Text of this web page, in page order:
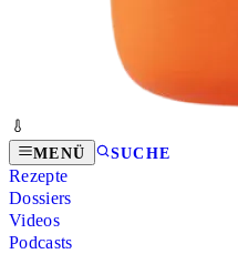
MENÜ SUCHE
Rezepte
Dossiers
Videos
Podcasts